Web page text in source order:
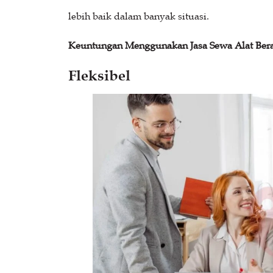
lebih baik dalam banyak situasi.
Keuntungan Menggunakan Jasa Sewa Alat
Fleksibel